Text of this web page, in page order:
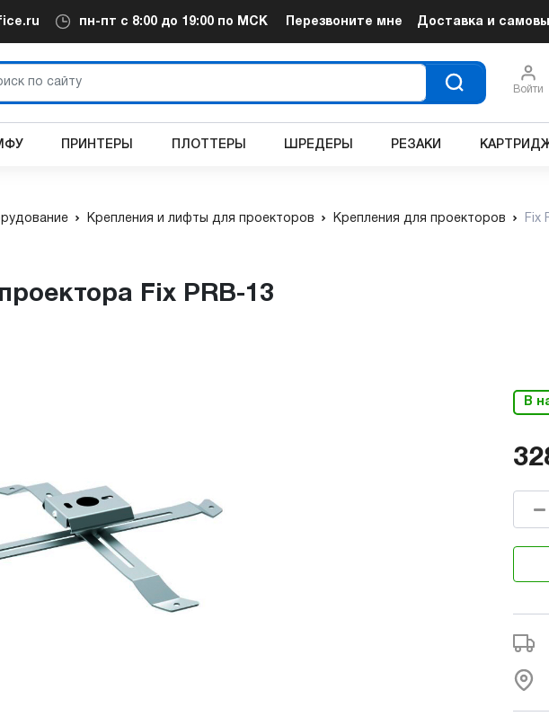
пн-пт с 8:00 до 19:00 по МСК Перезвоните мне Доставка и
Войти
ПРИНТЕРЫ ПЛОТТЕРЫ ШРЕДЕРЫ РЕЗАКИ
Крепления и лифты для проекторов Крепления для проекторов Fix
Fix PRB-13
В